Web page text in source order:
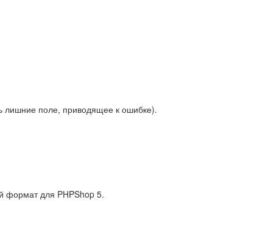
лишние поле, приводящее к ошибке).
формат для PHPShop 5.